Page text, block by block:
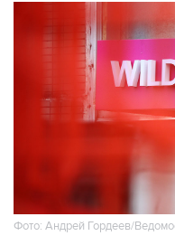
Фото: Андрей Гордеев/